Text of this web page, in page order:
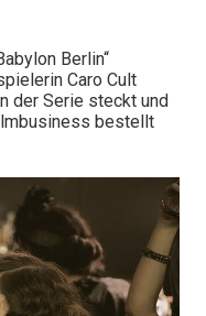
Berlin“
Caro Cult
der Serie steckt und
bestellt